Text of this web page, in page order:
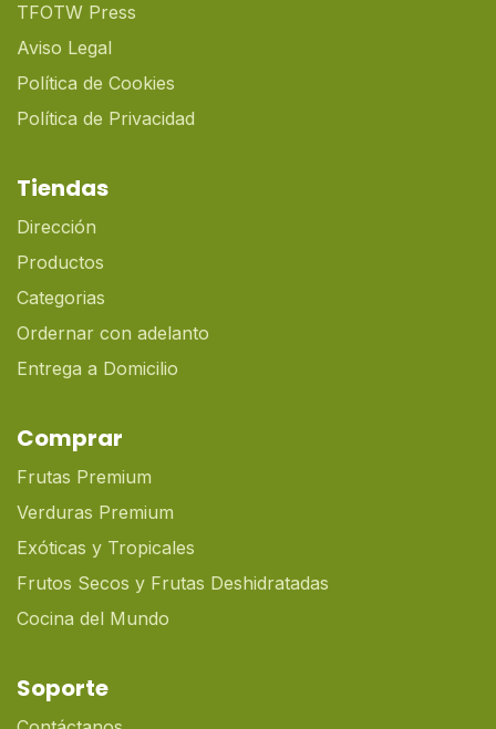
TFOTW Press
Aviso Legal
Política de Cookies
Política de Privacidad
Tiendas
Dirección
Productos
Categorias
Ordernar con adelanto
Entrega a Domicilio
Comprar
Frutas Premium
Verduras Premium
Exóticas y Tropicales
Frutos Secos y Frutas Deshidratadas
Cocina del Mundo
Soporte